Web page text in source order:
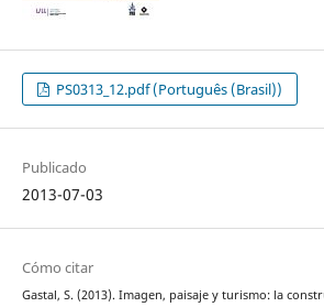
PS0313_12.pdf (Português (Brasil))
Publicado
2013-07-03
Cómo citar
Gastal, S. (2013). Imagen, paisaje y turismo: la